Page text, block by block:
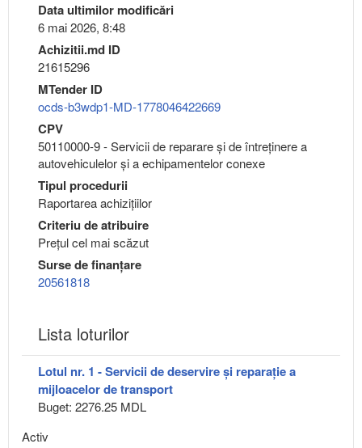
Data ultimilor modificări
6 mai 2026, 8:48
Achizitii.md ID
21615296
MTender ID
ocds-b3wdp1-MD-1778046422669
CPV
50110000-9 - Servicii de reparare şi de întreţinere a
autovehiculelor şi a echipamentelor conexe
Tipul procedurii
Raportarea achizițiilor
Criteriu de atribuire
Preţul cel mai scăzut
Surse de finanțare
20561818
Lista loturilor
Lotul nr. 1 - Servicii de deservire și reparație a
mijloacelor de transport
Buget: 2276.25 MDL
Activ